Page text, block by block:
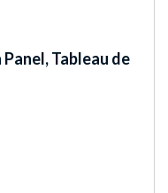
Tableau de